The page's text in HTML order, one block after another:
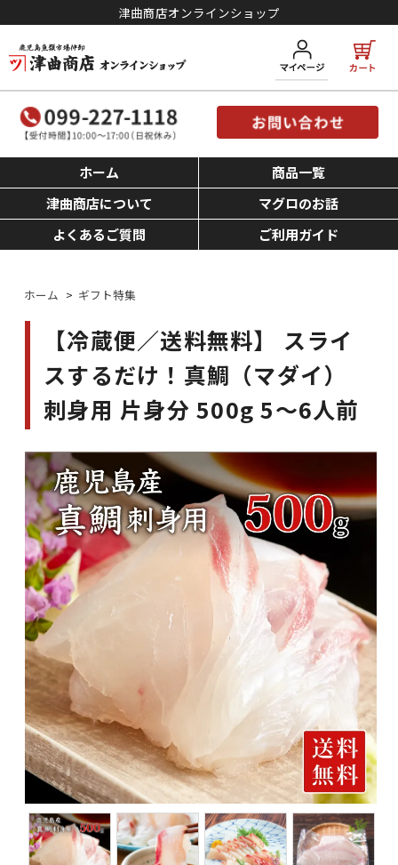
津曲商店オンラインショップ
ホーム
商品一覧
津曲商店について
マグロのお話
よくあるご質問
ご利用ガイド
ホーム > ギフト特集
【冷蔵便／送料無料】 スライ
スするだけ！真鯛（マダイ）
刺身用 片身分 500g 5～6人前